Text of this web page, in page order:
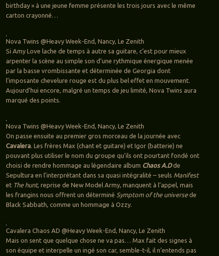
birthday » à une jeune femme présente les trois jours avec le même
carton crayonné…
Nova Twins @Heavy Week-End, Nancy, Le Zenith
Si Amy Love lache de temps à autre sa guitare, c’est pour mieux
arpenter la scène au simple son d’une rythmique énergique menée
par la basse vrombissante et déterminée de Georgia dont
l’imposante chevelure rouge est du plus bel effet en mouvement.
Aujourd’hui encore, malgré un temps de jeu limité, Nova Twins aura
marqué des points.
Nova Twins @Heavy Week-End, Nancy, Le Zenith
On passe ensuite au premier gros morceau de la journée avec
Cavalera. Les frères Max (chant et guitare) et Igor (batterie) ne
pouvant plus utiliser le nom du groupe qu’ils ont pourtant fondé ont
choisi de rendre hommage au légendaire album Chaos A.Dde
Sepultura en l’interprétant dans sa quasi intégralité – seuls Manifest
et The hunt, reprise de New Model Army, manquent à l’appel, mais
les frangins nous offrent un déterminé Symptom of the universede
Black Sabbath, comme un hommage à Ozzy.
Cavalera Chaos AD @Heavy Week-End, Nancy, Le Zenith
Mais on sent que quelque chose ne va pas… Max fait des signes à
son équipe et interpelle un ingé son car, semble-t-il, il n’entends pas